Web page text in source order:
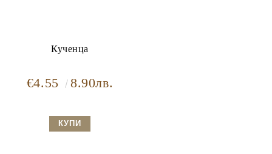
Кученца
€4.55 8.90лв.